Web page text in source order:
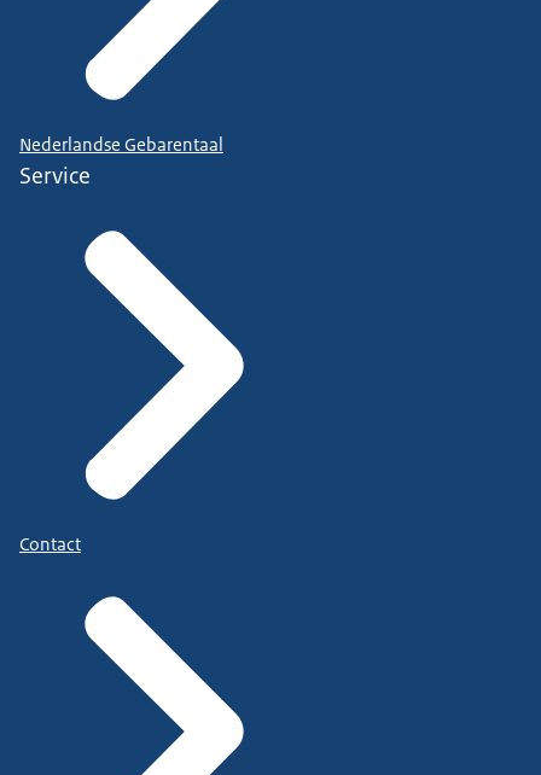
Nederlandse Gebarentaal
Service
Contact